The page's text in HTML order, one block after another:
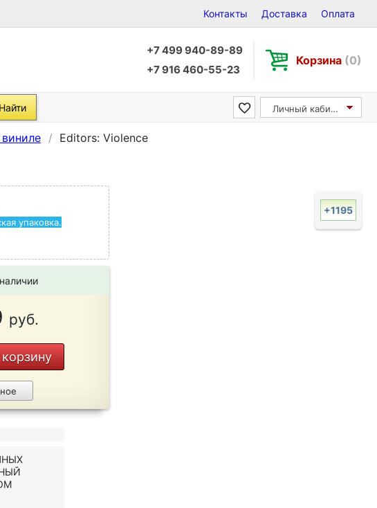
Контакты Доставка Оплата
+7 499 940-89-89
+7 916 460-55-23
Корзина (0)
Личный кабинет
Editors: Violence
упаковка.
руб.
+1195